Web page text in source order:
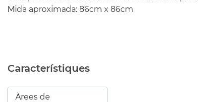
Mida aproximada: 86cm x 86cm
Característiques
Àrees de